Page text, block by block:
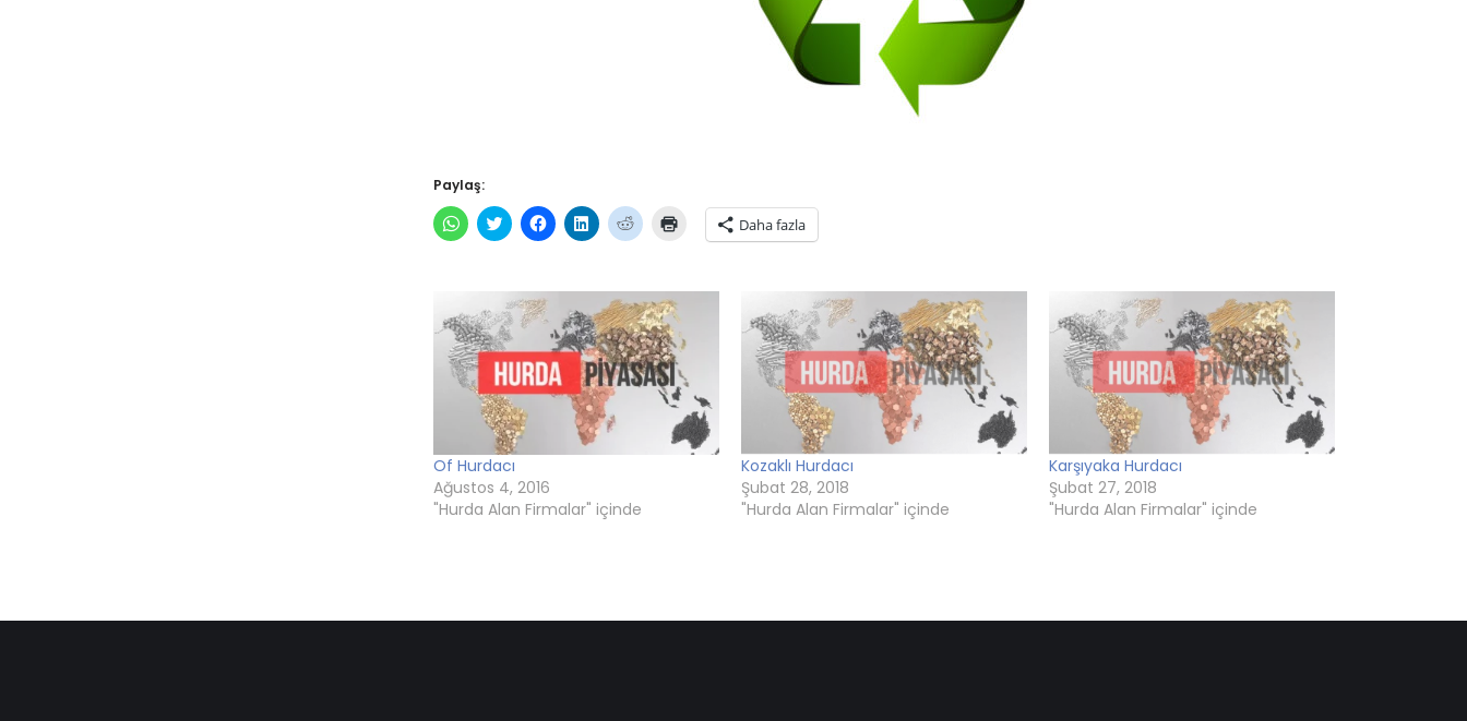
Paylaş:
WhatsApp'ta
paylaşmak
pencerede
açılır)
Twitter
üzerinde
(Yeni
pencerede
açılır)
Facebook'ta
paylaşmak
pencerede
açılır)
Linkedln
üzerinden
(Yeni
pencerede
açılır)
Reddit
üzerinde
(Yeni
pencerede
açılır)
Yazdırmak
tıklayın
açılır)
Daha fazla
Of Hurdacı
Ağustos 4, 2016
"Hurda Alan Firmalar" içinde
Kozaklı Hurdacı
Şubat 28, 2018
"Hurda Alan Firmalar" içinde
Karşıyaka Hurdacı
Şubat 27, 2018
"Hurda Alan Firmalar" içinde